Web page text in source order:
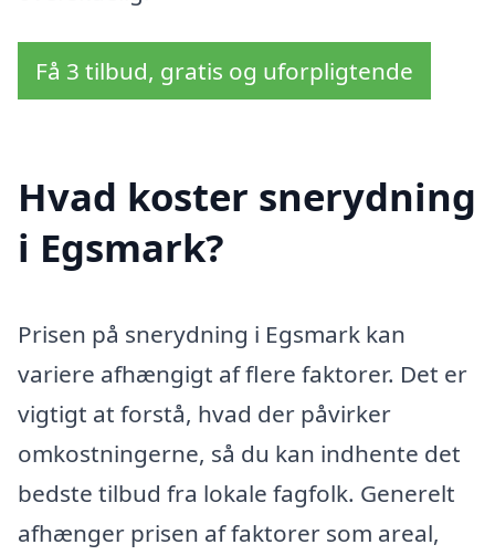
Få 3 tilbud, gratis og uforpligtende
Hvad koster snerydning
i Egsmark?
Prisen på snerydning i Egsmark kan
variere afhængigt af flere faktorer. Det er
vigtigt at forstå, hvad der påvirker
omkostningerne, så du kan indhente det
bedste tilbud fra lokale fagfolk. Generelt
afhænger prisen af faktorer som areal,